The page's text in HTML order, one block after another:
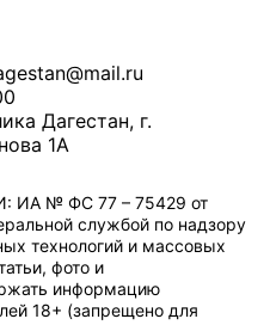
Дагестан, г.
1А
ИА № ФС 77 – 75429 от
службой по надзору
технологий и массовых
фото и
информацию
18+ (запрещено для